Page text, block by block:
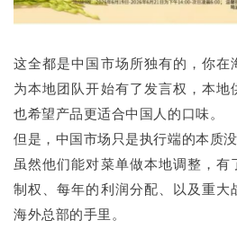
这全都是中国市场所独有的，你在
为本地团队开始有了发言权，本地
也希望产品更适合中国人的口味。
但是，中国市场只是执行端的本质没
虽然他们能对菜单做本地调整，有
制权、每年的利润分配、以及重大
海外总部的手里。